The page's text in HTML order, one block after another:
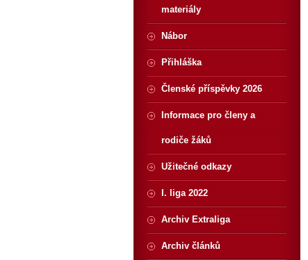
materiály
Nábor
Přihláška
Členské příspěvky 2026
Informace pro členy a
rodiče žáků
Užitečné odkazy
I. liga 2022
Archiv Extraliga
Archiv článků